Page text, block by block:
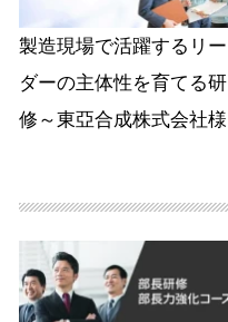
製造現場で活躍するリー
ダーの主体性を育てる研
修～東亞合成株式会社様